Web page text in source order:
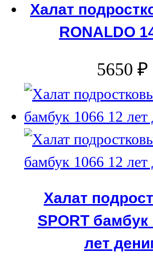
Халат
RONALDO
5650 ₽
Халат
SPORT бамбук
лет